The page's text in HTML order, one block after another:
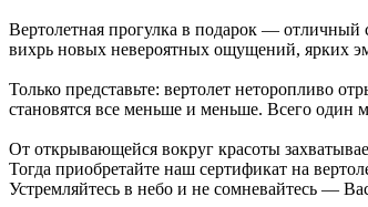
Вертолетная прогулка в подарок — отличный
вихрь новых невероятных ощущений, ярких
Только представьте: вертолет неторопливо
становятся все меньше и меньше. Всего
От открывающейся вокруг красоты
Тогда приобретайте наш сертификат на
Устремляйтесь в небо и не сомневайтесь —